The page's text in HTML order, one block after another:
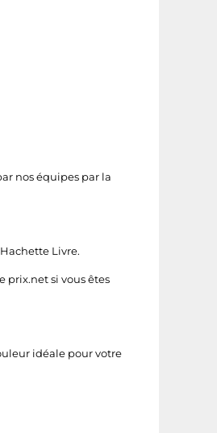
nos équipes par la
Hachette Livre.
prix.net si vous êtes
idéale pour votre